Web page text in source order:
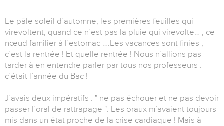
Le pâle soleil d’automne, les premières feuilles qui
virevoltent, quand ce n’est pas la pluie qui virevolte… , ce
nœud familier à l’estomac ….Les vacances sont finies ,
c’est la rentrée ! Et quelle rentrée ! Nous n’allions pas
tarder à en entendre parler par tous nos professeurs :
c’était l’année du Bac !
J’avais deux impératifs : " ne pas échouer et ne pas devoir
passer l’oral de rattrapage ". Les oraux m’avaient toujours
mis dans un état proche de la crise cardiaque ! Mais à